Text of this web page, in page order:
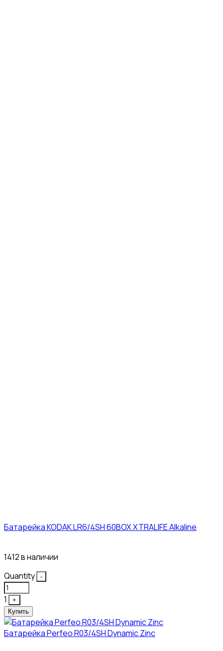
Батарейка KODAK LR6/4SH 60BOX XTRALIFE Alkaline
1412 в наличии
Quantity
-
1
+
Купить
Батарейка Perfeo R03/4SH Dynamic Zinc